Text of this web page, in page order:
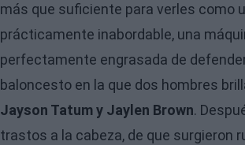
más que suficiente para verles como
prácticamente inabordable, una
perfectamente engrasada de
baloncesto en la que dos hombres
Jayson Tatum y Jaylen Brown.
trastos a la cabeza, de que surgieron